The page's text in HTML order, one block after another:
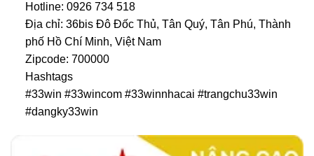
Hotline: 0926 734 518
Địa chỉ: 36bis Đô Đốc Thủ, Tân Quý, Tân Phú, Thành
phố Hồ Chí Minh, Việt Nam
Zipcode: 700000
Hashtags
#33win #33wincom #33winnhacai #trangchu33win
#dangky33win